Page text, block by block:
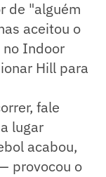
de "alguém
aceitou o
no Indoor
Hill para
fale
lugar
acabou,
provocou o